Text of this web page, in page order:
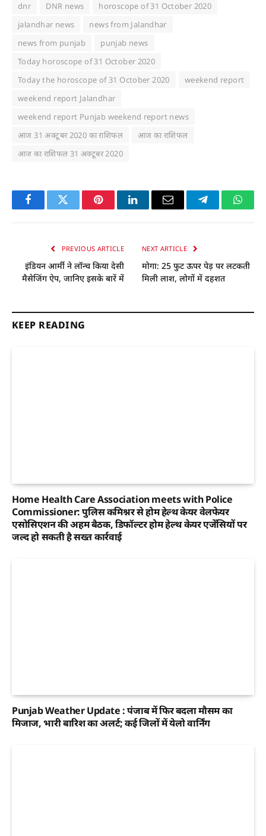
dnr
DNR news
horoscope of 31 October 2020
jalandhar news
news from Jalandhar
news from punjab
punjab news
Today horoscope of 31 October 2020
Today the horoscope of 31 October 2020
weekend report
weekend report Jalandhar
weekend report Punjab weekend report news
आज 31 अक्टूबर 2020 का राशिफल
आज का राशिफल
आज का राशिफल 31 अक्टूबर 2020
FacebookTwitter PinterestLinkedInEmail Telegram
PREVIOUS ARTICLE
इंडियन आर्मी ने लॉन्च किया देसी
मैसेजिंग ऐप, जानिए इसके बारें में
NEXT ARTICLE
मोगा: 25 फुट ऊपर पेड़ पर लटकती
मिली लाश, लोगों में दहशत
KEEP READING
Home Health Care Association meets with Police
Commissioner: पुलिस कमिश्नर से होम हेल्थ केयर वेलफेयर
एसोसिएशन की अहम बैठक, डिफॉल्टर होम हेल्थ केयर एजेंसियों पर
जल्द हो सकती है सख्त कार्रवाई
Punjab Weather Update : पंजाब में फिर बदला मौसम का
मिजाज, भारी बारिश का अलर्ट; कई जिलों में येलो वार्निंग